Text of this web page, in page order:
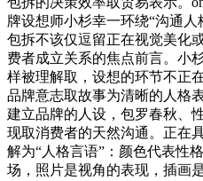
牌设想师小杉幸一环绕“沟通人
包拆不该仅逗留正在视觉美化
费者成立关系的焦点前言。小
样被理解取，设想的环节不正
品牌意志取故事为清晰的人格
建立品牌的人设，包罗春秋、
现取消费者的天然沟通。正在
解为“人格言语”：颜色代表性
场，照片是视角的表现，插画